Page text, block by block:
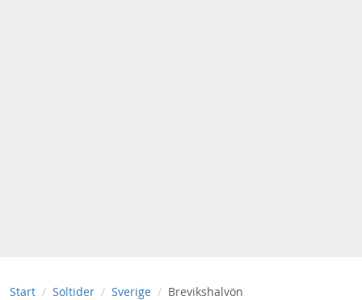
Start Soltider Sverige Brevikshalvön